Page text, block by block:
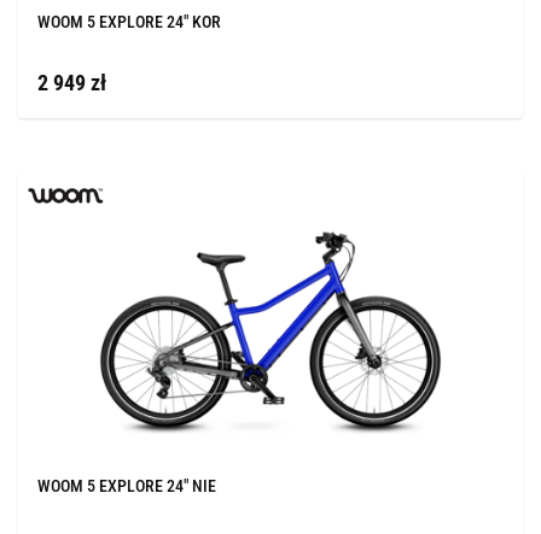
WOOM 5 EXPLORE 24" KOR
2 949 zł
WOOM 5 EXPLORE 24" NIE